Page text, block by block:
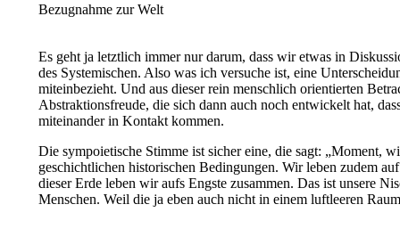
Bezugnahme zur Welt
Es geht ja letztlich immer nur darum, dass wir etwas in
des Systemischen. Also was ich versuche ist, eine
miteinbezieht. Und aus dieser rein menschlich orientierten
Abstraktionsfreude, die sich dann auch noch entwickelt hat,
miteinander in Kontakt kommen.
Die sympoietische Stimme ist sicher eine, die sagt: „Moment,
geschichtlichen historischen Bedingungen. Wir leben zudem
dieser Erde leben wir aufs Engste zusammen. Das ist unsere
Menschen. Weil die ja eben auch nicht in einem luftleeren